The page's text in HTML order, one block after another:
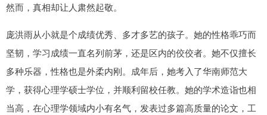
然而，真相却让人肃然起敬。
庞洪雨从小就是个成绩优秀、多才多艺的孩子。她的性格乖巧而
坚韧，学习成绩一直名列前茅，还是区内的佼佼者。她不仅擅长
多种乐器，性格也是外柔内刚。成年后，她考入了华南师范大
学，获得心理学硕士学位，并顺利留校任教。她的学术造诣也相
当高，在心理学领域内小有名气，发表过多篇高质量的论文，工